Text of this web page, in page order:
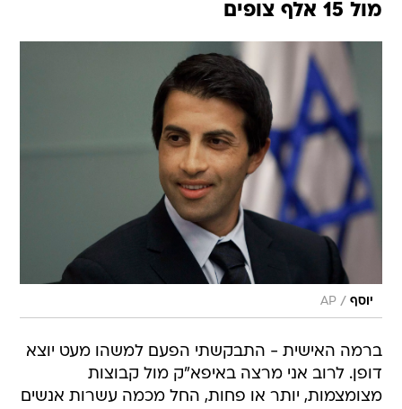
מול 15 אלף צופים
יוסף /
AP
ברמה האישית - התבקשתי הפעם למשהו מעט יוצא
דופן. לרוב אני מרצה באיפא"ק מול קבוצות
מצומצמות, יותר או פחות, החל מכמה עשרות אנשים